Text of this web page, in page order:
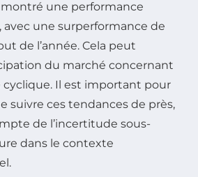
montré une performance
avec une surperformance de
de l’année. Cela peut
du marché concernant
Il est important pour
suivre ces tendances de près,
de l’incertitude sous-
dans le contexte